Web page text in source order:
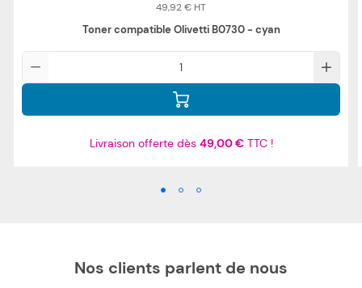
49,92 €
Toner compatible Olivetti B0730 - cyan
Livraison offerte dès 49,00 €TTC !
Nos clients parlent de nous